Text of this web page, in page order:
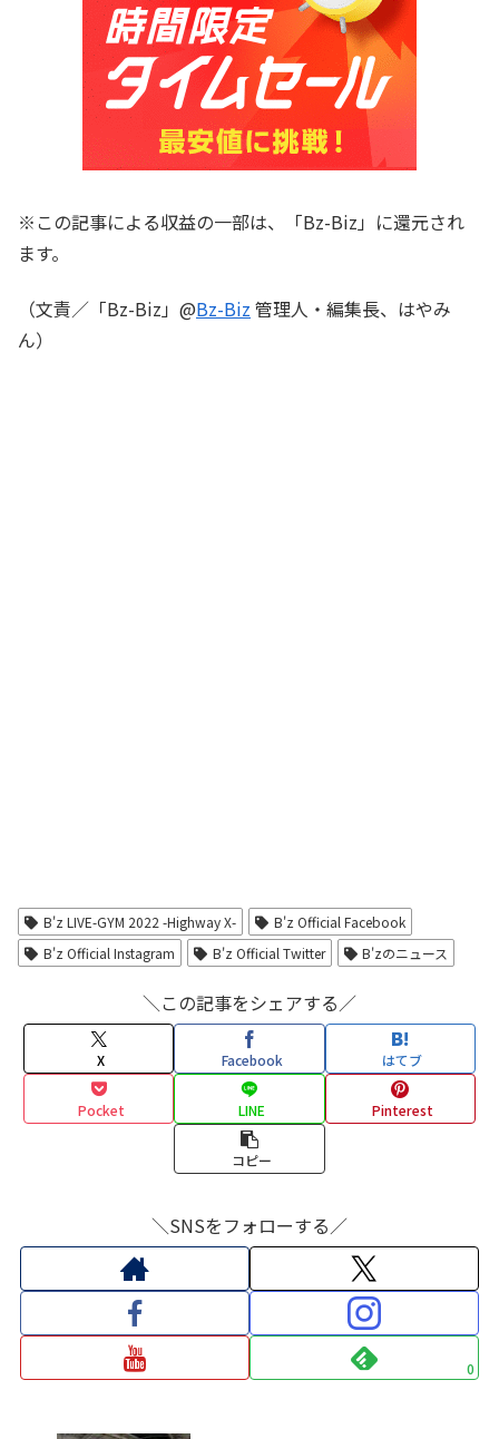
※この記事による収益の一部は、「Bz-Biz」に還元され
ます。
（文責／「Bz-Biz」@Bz-Biz 管理人・編集長、はやみ
ん）
B'z LIVE-GYM 2022 -Highway X-
B'z Official Facebook
B'z Official Instagram
B'z Official Twitter B'zのニュース
＼この記事をシェアする／
X Facebook はてブ
Pocket LINE Pinterest
コピー
＼SNSをフォローする／
0